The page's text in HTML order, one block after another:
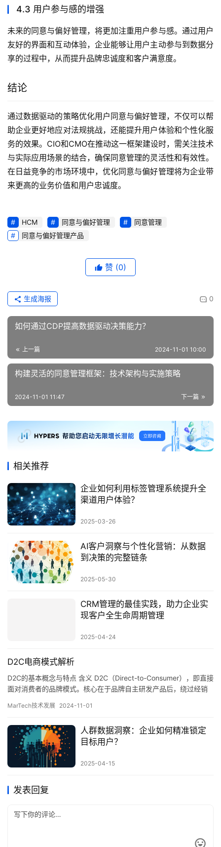
4.3 用户参与感的增强
未来的同意与偏好管理，将更加注重用户参与感。通过用户
友好的界面和互动体验，企业能够让用户主动参与到数据分
享的过程中，从而提升品牌忠诚度和客户满意度。
结论
通过数据驱动的策略优化用户同意与偏好管理，不仅可以帮
助企业更好地应对法规挑战，还能提升用户体验和个性化服
务的效果。CIO和CMO在推动这一框架建设时，需关注技术
与实际应用场景的结合，确保同意管理的灵活性和有效性。
在日益竞争的市场环境中，优化同意与偏好管理将为企业带
来更高的业务价值和用户忠诚度。
HCM 同意与偏好管理
同意管理
同意与偏好管理产品
赞 (0)
0
生成海报
如何通过CDP提高数据驱动决策能力？
上一篇 2024-11-01 10:00
构建灵活的同意管理框架：技术架构与实施策略
下一篇
2024-11-01 11:47
相关推荐
企业如何利用标签管理系统提升全
渠道用户体验？
2025-03-26
AI客户洞察与个性化营销：从数据
到决策的完整链条
2025-05-30
CRM管理的最佳实践，助力企业实
现客户全生命周期管理
2025-04-24
D2C电商模式解析
D2C的基本概念与特点 含义 D2C（Direct-to-Consumer），即直接
面对消费者的品牌模式。核心在于品牌自主研发产品后，绕过经销
产品销售给消费者。模式强调品牌与消费者之间的直接联系，通过
和高效的产品与服务。 特点 去中间化：品牌…
MarTech技术发展 2024-11-01
人群数据洞察：企业如何精准锁定
目标用户？
2025-04-15
发表回复